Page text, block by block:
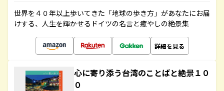
世界を４０年以上歩いてきた「地球の歩き方」があなたにお届
けする、人生を輝かせるドイツの名言と癒やしの絶景集
詳細を見る
心に寄り添う台湾のことばと絶景１０
０